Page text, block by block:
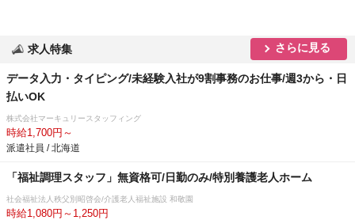
求人特集 さらに見る
データ入力・タイピング/未経験入社が9割事務のお仕事/週3から・日
払いOK
株式会社マーキュリースタッフィング
時給1,700円～
派遣社員 / 北海道
「福祉調理スタッフ」無資格可/日勤のみ/特別養護老人ホーム
社会福祉法人秩父別昭啓会/介護老人福祉施設 和敬園
時給1,080円～1,250円